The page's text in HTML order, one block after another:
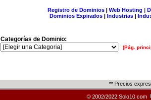
Registro de Dominios| Web Hosting |
Dominios Expirados | Industrias |
Categorías de Dominio:
[Pág.
** Precios
© 2002/2022 Solo10.com